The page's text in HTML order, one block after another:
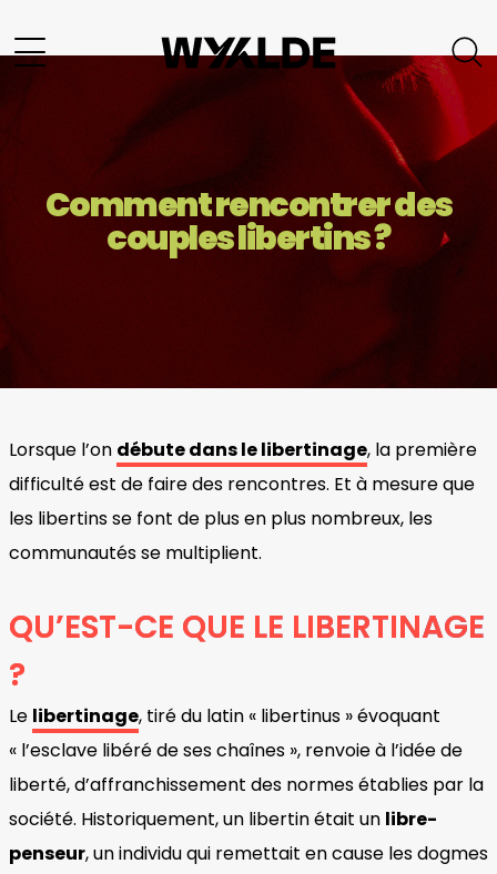
Comment rencontrer des
couples libertins ?
Lorsque l’on débute dans le libertinage, la première
difficulté est de faire des rencontres. Et à mesure que
les libertins se font de plus en plus nombreux, les
communautés se multiplient.
QU’EST-CE QUE LE LIBERTINAGE
?
Le libertinage, tiré du latin « libertinus » évoquant
« l’esclave libéré de ses chaînes », renvoie à l’idée de
liberté, d’affranchissement des normes établies par la
société. Historiquement, un libertin était un libre-
penseur, un individu qui remettait en cause les dogmes